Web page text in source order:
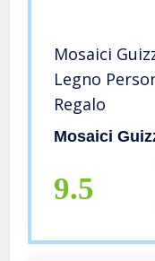
Mosaici
Legno
Regalo
Mosaici
9.5